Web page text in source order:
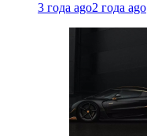
3 года ago2 года ago